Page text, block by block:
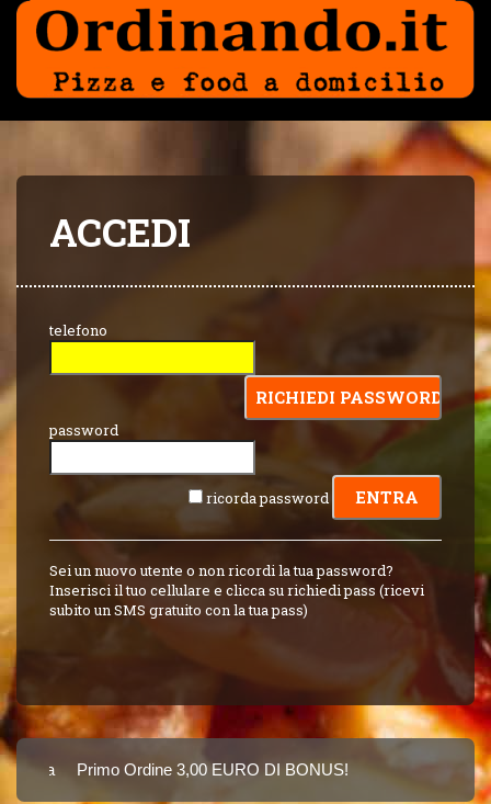
ACCEDI
telefono
password
ricorda password
Sei un nuovo utente o non ricordi la tua password?
Inserisci il tuo cellulare e clicca su richiedi pass (ricevi
subito un SMS gratuito con la tua pass)
Primo Ordine 3,00 EURO DI BONUS!
8 PUNTI 3,00